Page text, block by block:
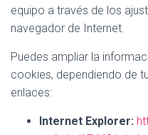
equipo a través de los
navegador de Internet.
Puedes ampliar la
cookies, dependiendo de
enlaces:
Internet Explorer: